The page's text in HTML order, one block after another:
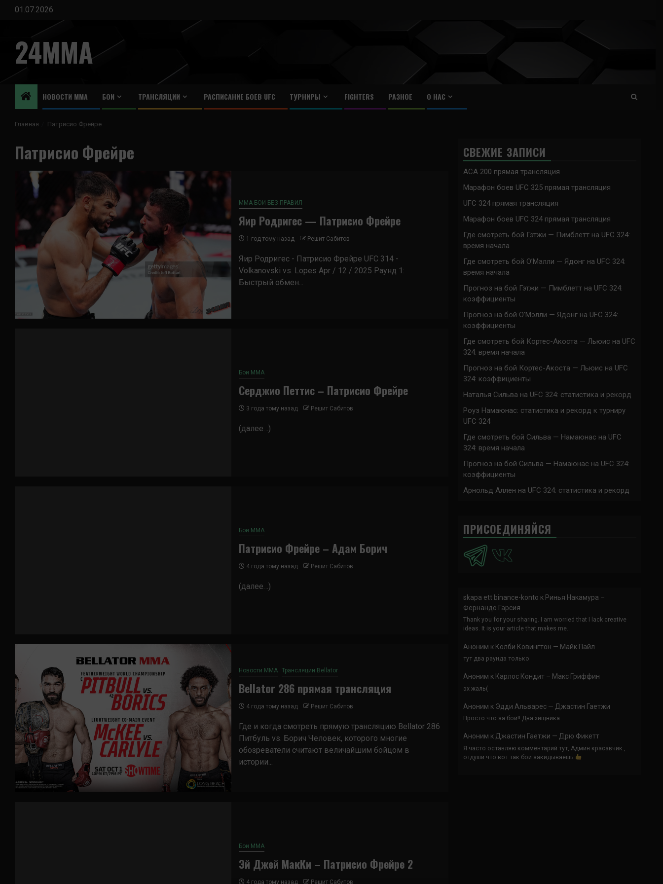
Перейти
содержимому
01.07.2026
24MMA
НОВОСТИ ММА БОИ ТРАНСЛЯЦИИ РАСПИСАНИЕ БОЕВ UFC ТУРНИРЫ FIGHTERS РАЗНОЕ О НАС
Главная Патрисио Фрейре
Патрисио Фрейре
ММА БОИ БЕЗ ПРАВИЛ
Яир Родригес — Патрисио Фрейре
1 год тому назад Решит Сабитов
Яир Родригес - Патрисио Фрейре UFC 314 -
Volkanovski vs. Lopes Apr / 12 / 2025 Раунд 1:
Быстрый обмен...
Бои ММА
Серджио Петтис – Патрисио Фрейре
3 года тому назад Решит Сабитов
(далее…)
Бои ММА
Патрисио Фрейре – Адам Борич
4 года тому назад Решит Сабитов
(далее…)
Новости ММА Трансляции Bellator
Bellator 286 прямая трансляция
4 года тому назад Решит Сабитов
Где и когда смотреть прямую трансляцию Bellator 286
Питбуль vs. Борич Человек, которого многие
обозреватели считают величайшим бойцом в
истории...
Бои ММА
Эй Джей МакКи – Патрисио Фрейре 2
4 года тому назад Решит Сабитов
СВЕЖИЕ ЗАПИСИ
ACA 200 прямая трансляция
Марафон боев UFC 325 прямая трансляция
UFC 324 прямая трансляция
Марафон боев UFC 324 прямая трансляция
Где смотреть бой Гэтжи — Пимблетт на UFC 324:
время начала
Где смотреть бой О’Мэлли — Ядонг на UFC 324:
время начала
Прогноз на бой Гэтжи — Пимблетт на UFC 324:
коэффициенты
Прогноз на бой О’Мэлли — Ядонг на UFC 324:
коэффициенты
Где смотреть бой Кортес-Акоста — Льюис на UFC
324: время начала
Прогноз на бой Кортес-Акоста — Льюис на UFC
324: коэффициенты
Наталья Сильва на UFC 324: статистика и рекорд
Роуз Намаюнас: статистика и рекорд к турниру
UFC 324
Где смотреть бой Сильва — Намаюнас на UFC
324: время начала
Прогноз на бой Сильва — Намаюнас на UFC 324:
коэффициенты
Арнольд Аллен на UFC 324: статистика и рекорд
ПРИСОЕДИНЯЙСЯ
skapa ett binance-konto к Ринья Накамура –
Фернандо Гарсия
Thank you for your sharing. I am worried that I lack creative
ideas. It is your article that makes me…
Аноним к Колби Ковингтон — Майк Пайл
тут два раунда только
Аноним к Карлос Кондит – Макс Гриффин
эх жаль(
Аноним к Эдди Альварес — Джастин Гаетжи
Просто что за бой!! Два хищника
Аноним к Джастин Гаетжи — Дрю Фикетт
Я часто оставляю комментарий тут, Админ красавчик ,
отдуши что вот так бои закидываешь